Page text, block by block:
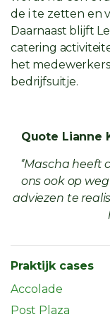
de i te zetten en
Daarnaast blijft
catering
het
bedrijfsuitje.
Quote Lianne
‘’Mascha
ons ook op
adviezen te
Praktijk cases
Accolade
Post Plaza